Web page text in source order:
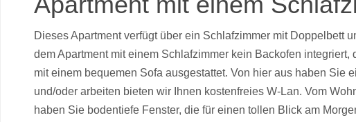
Dieses Apartment verfügt über ein Schlafzimmer mit Doppelbett
dem Apartment mit einem Schlafzimmer kein Backofen
mit einem bequemen Sofa ausgestattet. Von hier aus haben Sie
und/oder arbeiten bieten wir Ihnen kostenfreies W-Lan. Vom
haben Sie bodentiefe Fenster, die für einen tollen Blick am